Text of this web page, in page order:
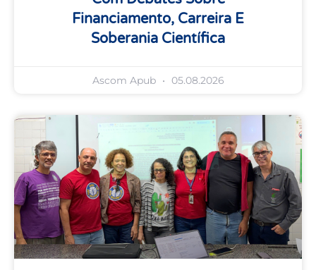
Financiamento, Carreira E
Soberania Científica
Ascom Apub 05.08.2026